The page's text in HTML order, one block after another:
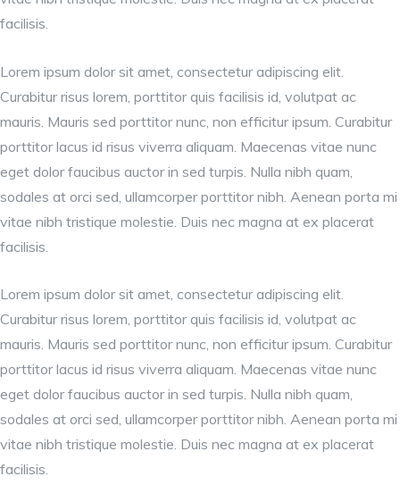
facilisis.
Lorem ipsum dolor sit amet, consectetur adipiscing elit.
Curabitur risus lorem, porttitor quis facilisis id, volutpat ac
mauris. Mauris sed porttitor nunc, non efficitur ipsum. Curabitur
porttitor lacus id risus viverra aliquam. Maecenas vitae nunc
eget dolor faucibus auctor in sed turpis. Nulla nibh quam,
sodales at orci sed, ullamcorper porttitor nibh. Aenean porta mi
vitae nibh tristique molestie. Duis nec magna at ex placerat
facilisis.
Lorem ipsum dolor sit amet, consectetur adipiscing elit.
Curabitur risus lorem, porttitor quis facilisis id, volutpat ac
mauris. Mauris sed porttitor nunc, non efficitur ipsum. Curabitur
porttitor lacus id risus viverra aliquam. Maecenas vitae nunc
eget dolor faucibus auctor in sed turpis. Nulla nibh quam,
sodales at orci sed, ullamcorper porttitor nibh. Aenean porta mi
vitae nibh tristique molestie. Duis nec magna at ex placerat
facilisis.